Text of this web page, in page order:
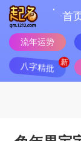
首
流年运势
八字精批